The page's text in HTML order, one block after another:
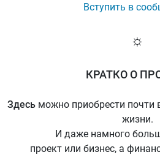
Вступить в
☼
КРАТКО О
Здесь можно приобрести почти
жизни.
И даже намного
проект или бизнес, а